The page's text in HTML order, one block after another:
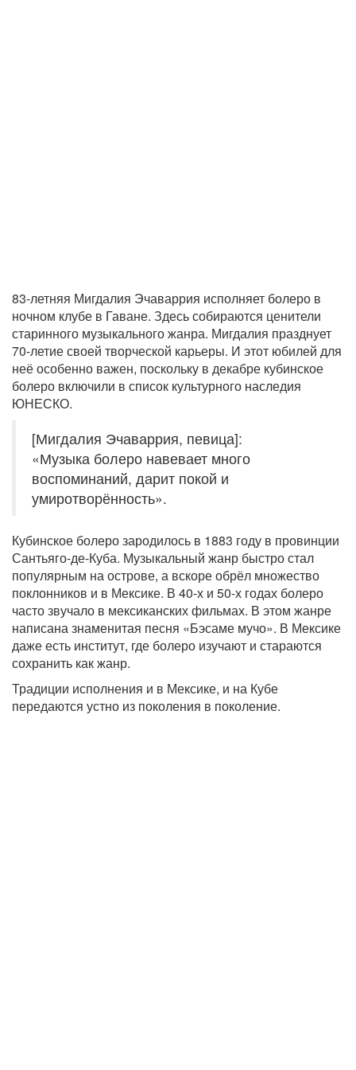
83-летняя Мигдалия Эчаваррия исполняет болеро в
ночном клубе в Гаване. Здесь собираются ценители
старинного музыкального жанра. Мигдалия празднует
70-летие своей творческой карьеры. И этот юбилей для
неё особенно важен, поскольку в декабре кубинское
болеро включили в список культурного наследия
ЮНЕСКО.
[Мигдалия Эчаваррия, певица]:
«Музыка болеро навевает много
воспоминаний, дарит покой и
умиротворённость».
Кубинское болеро зародилось в 1883 году в провинции
Сантьяго-де-Куба. Музыкальный жанр быстро стал
популярным на острове, а вскоре обрёл множество
поклонников и в Мексике. В 40-х и 50-х годах болеро
часто звучало в мексиканских фильмах. В этом жанре
написана знаменитая песня «Бэсаме мучо». В Мексике
даже есть институт, где болеро изучают и стараются
сохранить как жанр.
Традиции исполнения и в Мексике, и на Кубе
передаются устно из поколения в поколение.